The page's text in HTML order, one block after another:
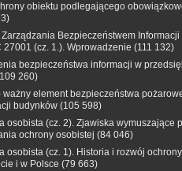
obiektu podlegającego
Zarządzania Bezpieczeństwem Informacji
27001 (cz. 1.). Wprowadzenie (111 132)
bezpieczeństwa informacji w
260)
ważny element bezpieczeństwa
budynków (105 598)
osobista (cz. 2). Zjawiska wymuszające
ochrony osobistej (84 046)
osobista (cz. 1). Historia i rozwój
i w Polsce (79 663)